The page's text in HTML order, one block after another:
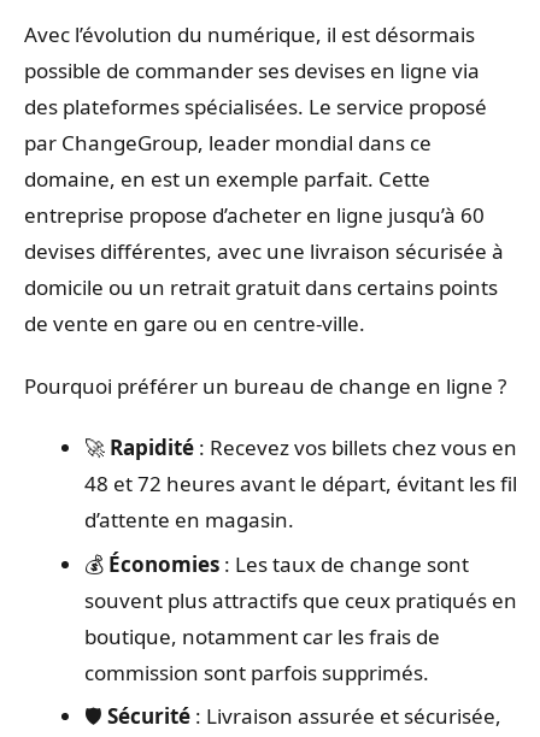
Avec l’évolution du numérique, il est désormais
possible de commander ses devises en ligne via
des plateformes spécialisées. Le service proposé
par ChangeGroup, leader mondial dans ce
domaine, en est un exemple parfait. Cette
entreprise propose d’acheter en ligne jusqu’à 60
devises différentes, avec une livraison sécurisée à
domicile ou un retrait gratuit dans certains points
de vente en gare ou en centre-ville.
Pourquoi préférer un bureau de change en ligne ?
🚀 Rapidité: Recevez vos billets chez vous
48 et 72 heures avant le départ, évitant les files
d’attente en magasin.
💰 Économies: Les taux de change sont
souvent plus attractifs que ceux pratiqués en
boutique, notamment car les frais de
commission sont parfois supprimés.
🛡️ Sécurité: Livraison assurée et sécurisée,